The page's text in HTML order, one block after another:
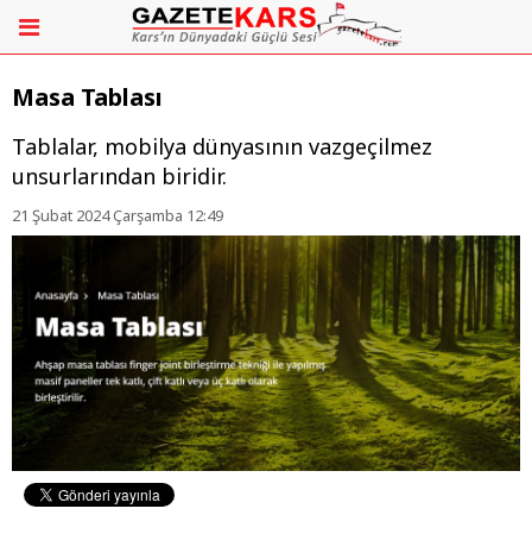
Masa Tablası
Tablalar, mobilya dünyasının vazgeçilmez
unsurlarından biridir.
21 Şubat 2024 Çarşamba 12:49